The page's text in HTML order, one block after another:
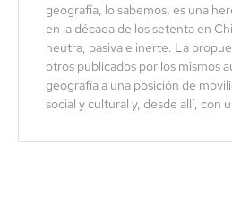
geografía, lo sabemos, es una
en la década de los setenta en
neutra, pasiva e inerte. La
otros publicados por los mismos
geografía a una posición de
social y cultural y, desde allí, con